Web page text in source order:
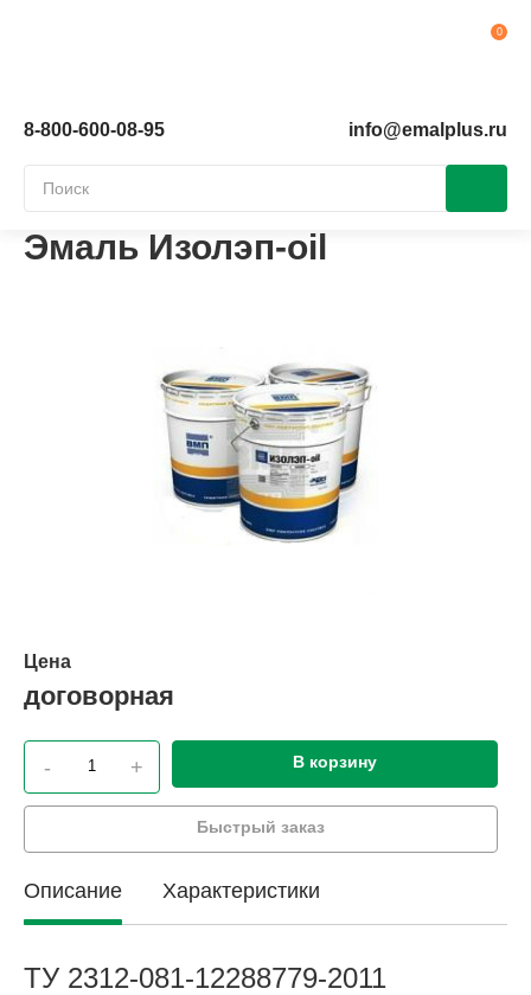
8-800-600-08-95 info@emalplus.ru
Эмаль Изолэп-oil
Цена
договорная
- + В корзину
Быстрый заказ
Описание Характеристики
ТУ 2312-081-12288779-2011